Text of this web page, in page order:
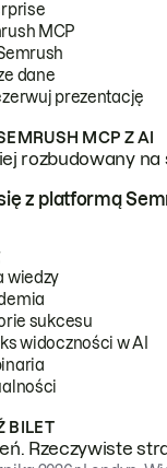
MCP
dane
prezentację
MCP Z AI
rozbudowany
z platformą
wiedzy
sukcesu
widoczności w AI
BILET
Rzeczywiste